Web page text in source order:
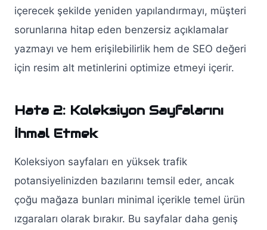
içerecek şekilde yeniden yapılandırmayı, müşteri
sorunlarına hitap eden benzersiz açıklamalar
yazmayı ve hem erişilebilirlik hem de SEO değeri
için resim alt metinlerini optimize etmeyi içerir.
Hata 2: Koleksiyon Sayfalarını
İhmal Etmek
Koleksiyon sayfaları en yüksek trafik
potansiyelinizden bazılarını temsil eder, ancak
çoğu mağaza bunları minimal içerikle temel ürün
ızgaraları olarak bırakır. Bu sayfalar daha geniş